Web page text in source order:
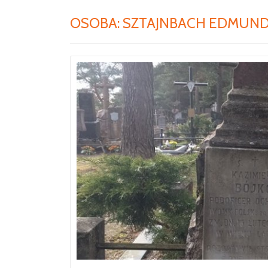
OSOBA: SZTAJNBACH